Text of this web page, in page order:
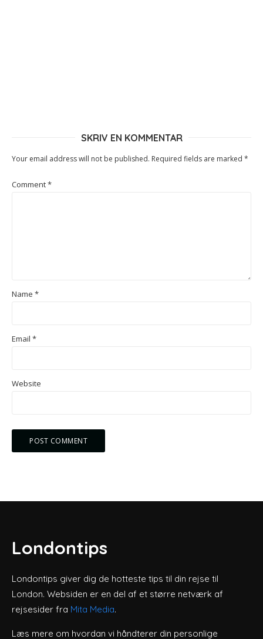
SKRIV EN KOMMENTAR
Your email address will not be published. Required fields are marked *
Comment*
Name *
Email *
Website
Londontips
Londontips giver dig de hotteste tips til din rejse til
London. Websiden er en del af et større netværk af
rejsesider fra Mita Media.
Læs mere om hvordan vi håndterer din personlige